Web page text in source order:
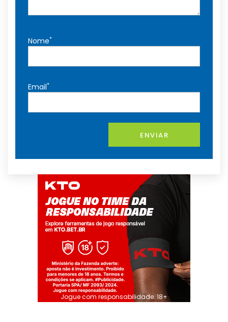
Nome*
Email*
ENVIAR
Jogue com responsabilidade. 18+